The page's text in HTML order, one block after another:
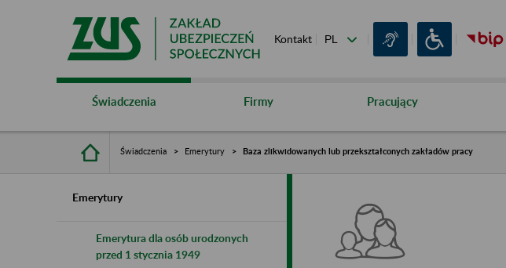
Kontakt
Świadczenia Firmy Pracujący
Świadczenia Emerytury Baza zlikwidowanych lub przekształconych zakładów pracy
Emerytury
Emerytura dla osób urodzonych
przed 1 stycznia 1949